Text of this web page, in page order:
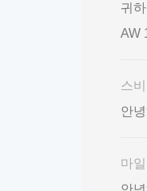
귀
AW
스
안
마